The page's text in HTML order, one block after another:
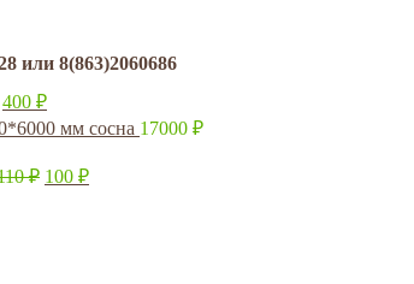
8(863)2060686
400 ₽
мм сосна 17000 ₽
₽ 100 ₽